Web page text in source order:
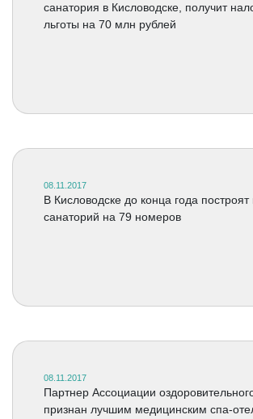
санатория в Кисловодске, получит
льготы на 70 млн рублей
08.11.2017
В Кисловодске до конца года
санаторий на 79 номеров
08.11.2017
Партнер Ассоциации
признан лучшим медицинским спа-